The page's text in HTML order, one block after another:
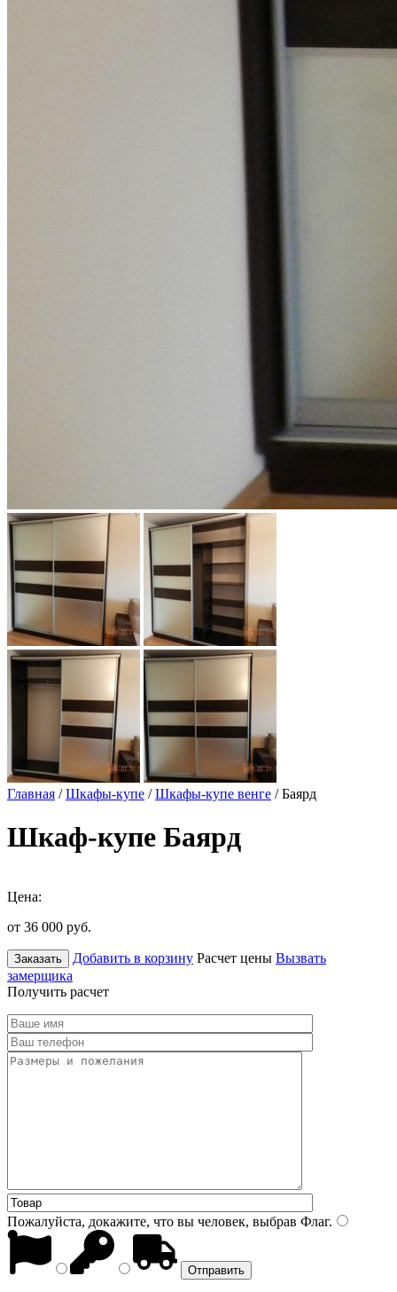
Главная /Шкафы-купе /Шкафы-купе венге / Баярд
Шкаф-купе Баярд
Цена:
от 36 000 руб.
Заказать Добавить в корзину Расчет цены Вызвать
замерщика
Получить расчет
Пожалуйста, докажите, что вы человек, выбрав Флаг.